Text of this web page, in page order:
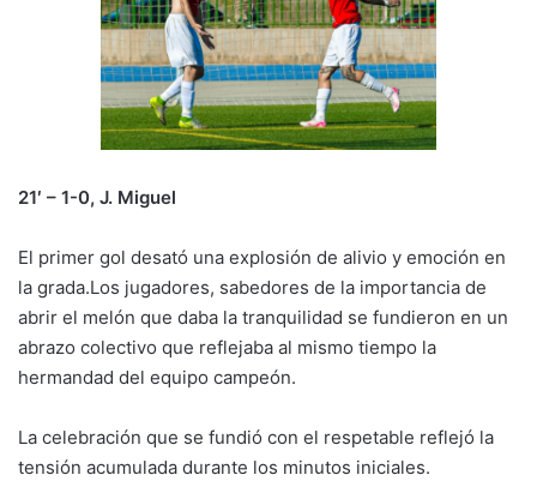
21′ – 1-0, J. Miguel
El primer gol desató una explosión de alivio y emoción en
la grada.Los jugadores, sabedores de la importancia de
abrir el melón que daba la tranquilidad se fundieron en un
abrazo colectivo que reflejaba al mismo tiempo la
hermandad del equipo campeón.
La celebración que se fundió con el respetable reflejó la
tensión acumulada durante los minutos iniciales.